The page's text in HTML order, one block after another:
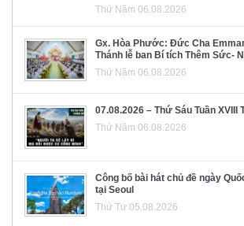
Thứ Năm 06.08.2026
Gx. Hòa Phước: Đức Cha
Thánh lễ ban Bí tích Thêm Sức-
Thứ Năm 06.08.2026
07.08.2026 – Thứ Sáu Tuần XVIII
Thứ Năm 06.08.2026
Công bố bài hát chủ đề ngày
tại Seoul
Thứ Tư 05.08.2026